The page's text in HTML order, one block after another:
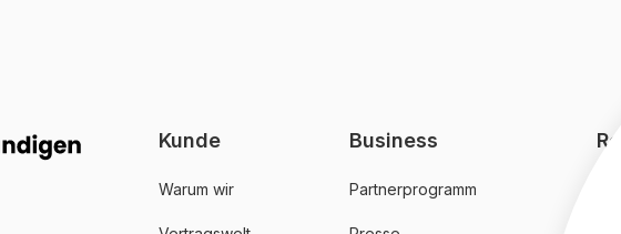
Kunde
Warum wir
Business
Partnerprogramm